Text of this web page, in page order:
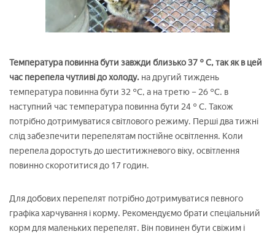
Температура повинна бути завжди близько 37 ° C, так як в цей
час перепела чутливі до холоду. на другий тиждень
температура повинна бути 32 °C, а на третю – 26 °C. в
наступний час температура повинна бути 24 ° C. Також
потрібно дотримуватися світлового режиму. Перші два тижні
слід забезпечити перепелятам постійне освітлення. Коли
перепела доростуть до шеститижневого віку, освітлення
повинно скоротитися до 17 годин.
Для добових перепелят потрібно дотримуватися певного
графіка харчування і корму. Рекомендуємо брати спеціальний
корм для маленьких перепелят. Він повинен бути свіжим і